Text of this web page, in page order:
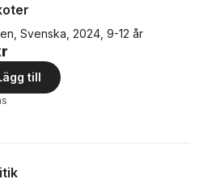
Svenska, 2024, 9-12 år
till